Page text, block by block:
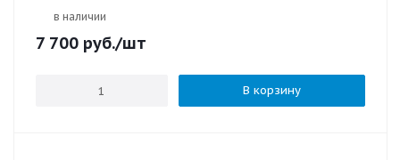
в наличии
7 700 руб./шт
В корзину